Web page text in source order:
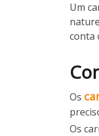
Um
conta
Os
Os